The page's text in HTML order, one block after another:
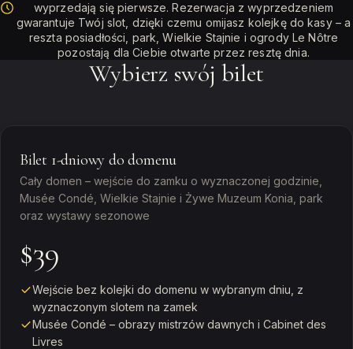
wyprzedają się pierwsze. Rezerwacja z wyprzedzeniem
gwarantuje Twój slot, dzięki czemu omijasz kolejkę do kasy – a
reszta posiadłości, park, Wielkie Stajnie i ogrody Le Nôtre
pozostają dla Ciebie otwarte przez resztę dnia.
Wybierz swój bilet
Bilet 1-dniowy do domenu
Cały domen – wejście do zamku o wyznaczonej godzinie,
Musée Condé, Wielkie Stajnie i Żywe Muzeum Konia, park
oraz wystawy sezonowe
$39
Wejście bez kolejki do domenu w wybranym dniu, z
wyznaczonym slotem na zamek
Musée Condé – obrazy mistrzów dawnych i Cabinet des
Livres